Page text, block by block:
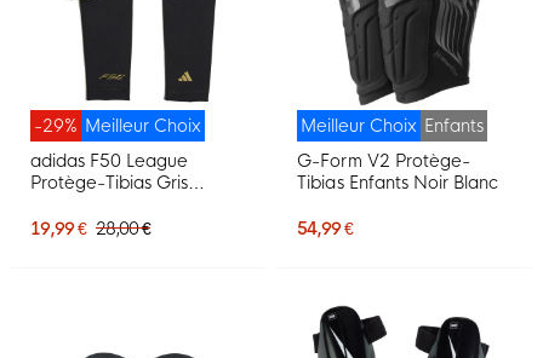
Meilleur Choix
-29%
adidas F50 League
Protège-Tibias Gris
19,99 € 28,00 €
Meilleur Choix Enfants
G-Form V2 Protège-
Tibias Enfants Noir Blanc
54,99 €